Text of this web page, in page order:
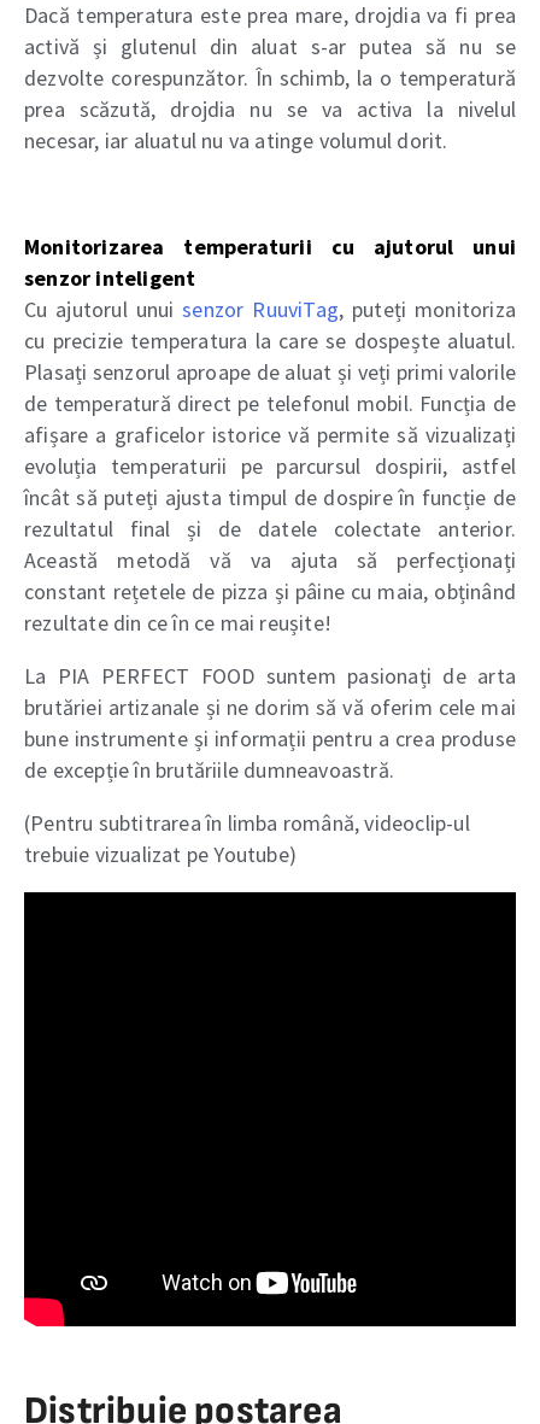
Dacă temperatura este prea mare, drojdia va fi prea
activă și glutenul din aluat s-ar putea să nu se
dezvolte corespunzător. În schimb, la o temperatură
prea scăzută, drojdia nu se va activa la nivelul
necesar, iar aluatul nu va atinge volumul dorit.
Monitorizarea temperaturii cu ajutorul unui
senzor inteligent
Cu ajutorul unuisenzor RuuviTag, puteți monitoriza
cu precizie temperatura la care se dospește aluatul.
Plasați senzorul aproape de aluat și veți primi valorile
de temperatură direct pe telefonul mobil. Funcția de
afișare a graficelor istorice vă permite să vizualizați
evoluția temperaturii pe parcursul dospirii, astfel
încât să puteți ajusta timpul de dospire în funcție de
rezultatul final și de datele colectate anterior.
Această metodă vă va ajuta să perfecționați
constant rețetele de pizza și pâine cu maia, obținând
rezultate din ce în ce mai reușite!
La PIA PERFECT FOOD suntem pasionați de arta
brutăriei artizanale și ne dorim să vă oferim cele mai
bune instrumente și informații pentru a crea produse
de excepție în brutăriile dumneavoastră.
(Pentru subtitrarea în limba română, videoclip-ul
trebuie vizualizat pe Youtube)
Distribuie postarea